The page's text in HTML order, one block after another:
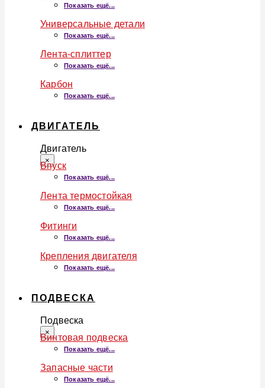
Показать ещё...
Универсальные детали
Показать ещё...
Лента-сплиттер
Показать ещё...
Карбон
Показать ещё...
ДВИГАТЕЛЬ
Двигатель
×
Впуск
Показать ещё...
Лента термостойкая
Показать ещё...
Фитинги
Показать ещё...
Крепления двигателя
Показать ещё...
ПОДВЕСКА
Подвеска
×
Винтовая подвеска
Показать ещё...
Запасные части
Показать ещё...